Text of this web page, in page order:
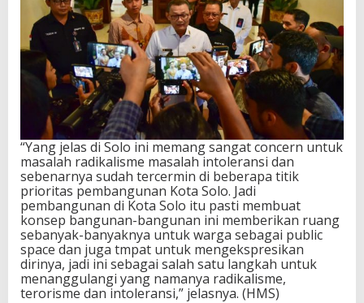
“Yang jelas di Solo ini memang sangat concern untuk
masalah radikalisme masalah intoleransi dan
sebenarnya sudah tercermin di beberapa titik
prioritas pembangunan Kota Solo. Jadi
pembangunan di Kota Solo itu pasti membuat
konsep bangunan-bangunan ini memberikan ruang
sebanyak-banyaknya untuk warga sebagai public
space dan juga tmpat untuk mengekspresikan
dirinya, jadi ini sebagai salah satu langkah untuk
menanggulangi yang namanya radikalisme,
terorisme dan intoleransi,” jelasnya. (HMS)